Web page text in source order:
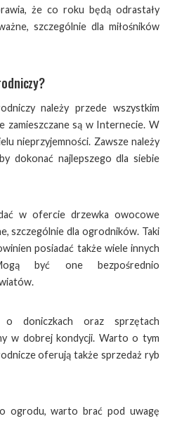
że co roku będą odrastały
szczególnie dla miłośników
należy przede wszystkim
zamieszczane są w Internecie. W
nieprzyjemności. Zawsze należy
dokonać najlepszego dla siebie
w ofercie drzewka owocowe
szczególnie dla ogrodników. Taki
posiadać także wiele innych
być one bezpośrednio
doniczkach oraz sprzętach
w dobrej kondycji. Warto o tym
oferują także sprzedaż ryb
ogrodu, warto brać pod uwagę